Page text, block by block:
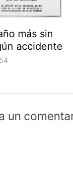
más sin
accidente
un